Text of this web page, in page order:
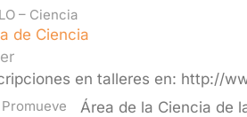
– Ciencia
de Ciencia
en talleres en: http://
Promueve Área de la Ciencia de